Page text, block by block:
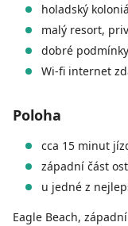
holadský
malý resort,
dobré
Wi-fi internet
Poloha
cca 15 minut
západní část
u jedné z
Eagle Beach,